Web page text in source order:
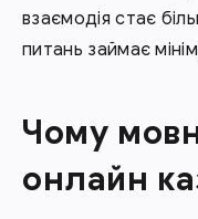
взаємодія стає
питань займає
Чому
онлайн